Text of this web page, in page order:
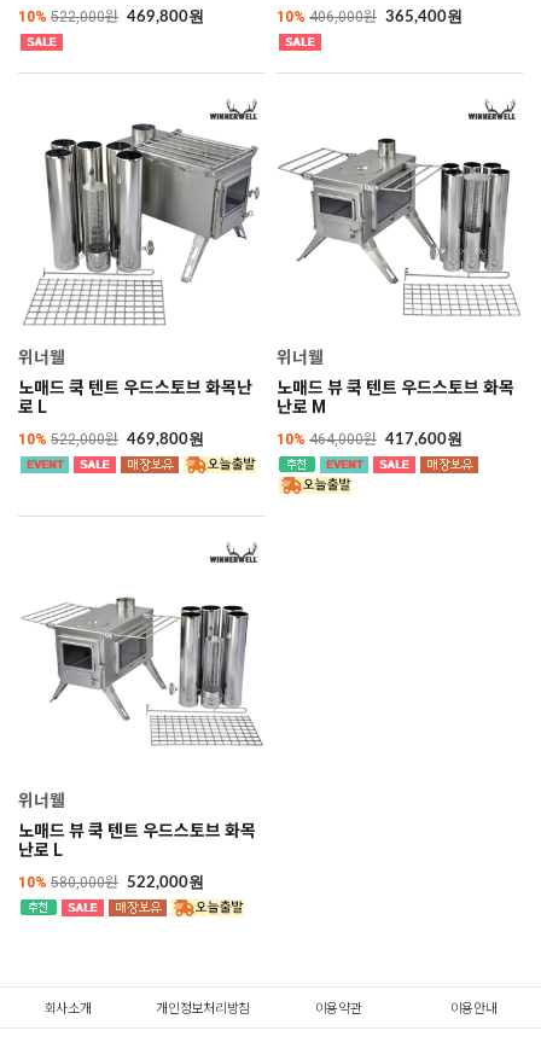
10% 522,000원 469,800원 10% 406,000원 365,400원
위너웰
노매드 쿡 텐트 우드스토브 화목난
로 L
10% 522,000원 469,800원
위너웰
노매드 뷰 쿡 텐트 우드스토브 화목
난로 M
10% 464,000원 417,600원
위너웰
노매드 뷰 쿡 텐트 우드스토브 화목
난로 L
10% 580,000원 522,000원
회사소개 개인정보처리방침 이용약관 이용안내